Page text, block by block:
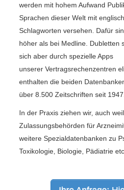
werden mit hohem Aufwand
Sprachen dieser Welt mit
Schlagworten versehen. Dafür
höher als bei Medline. Dubletten
sich aber durch spezielle Apps
unserer Vertragsrechenzentren
enthalten die beiden
über 8.500 Zeitschriften seit 1947.
In der Praxis ziehen wir, auch
Zulassungsbehörden für
weitere Spezialdatenbanken zu
Toxikologie, Biologie, Pädiatrie